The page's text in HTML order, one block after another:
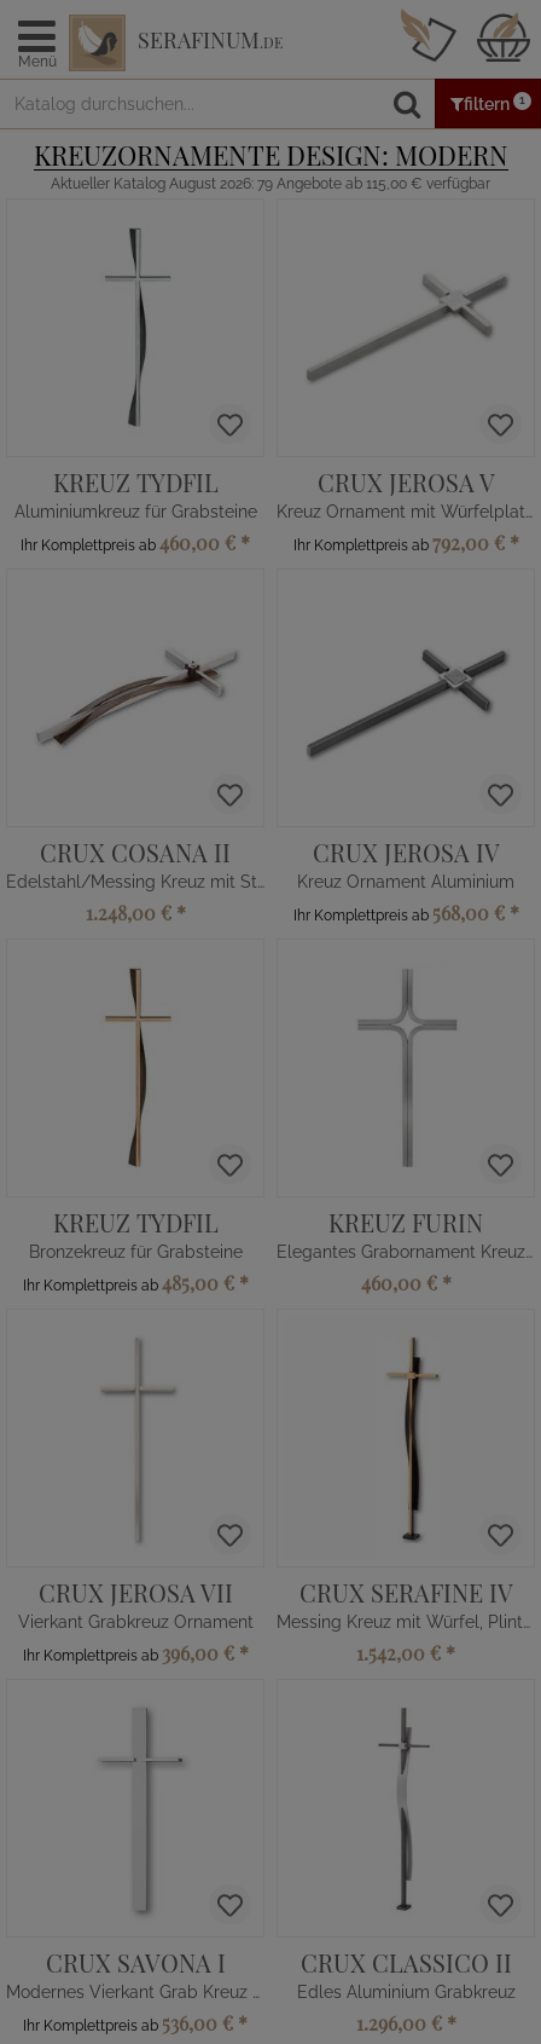
Menü
SERAFINUM.DE
filtern 1
KREUZORNAMENTE DESIGN: MODERN
Aktueller Katalog August 2026: 79 Angebote ab 115,00 € verfügbar
KREUZ TYDFIL
Aluminiumkreuz für Grabsteine
Ihr Komplettpreis ab 460,00 € *
CRUX JEROSA V
Kreuz Ornament mit Würfelplatte
Ihr Komplettpreis ab 792,00 € *
CRUX COSANA II
Edelstahl/Messing Kreuz mit Strass
1.248,00 € *
CRUX JEROSA IV
Kreuz Ornament Aluminium
Ihr Komplettpreis ab 568,00 € *
KREUZ TYDFIL
Bronzekreuz für Grabsteine
Ihr Komplettpreis ab 485,00 € *
KREUZ FURIN
Elegantes Grabornament Kreuz aus Edelstahl
460,00 € *
CRUX JEROSA VII
Vierkant Grabkreuz Ornament
Ihr Komplettpreis ab 396,00 € *
CRUX SERAFINE IV
Messing Kreuz mit Würfel, Plinthe
1.542,00 € *
CRUX SAVONA I
Modernes Vierkant Grab Kreuz aus Metall
Ihr Komplettpreis ab 536,00 € *
CRUX CLASSICO II
Edles Aluminium Grabkreuz
1.296,00 € *